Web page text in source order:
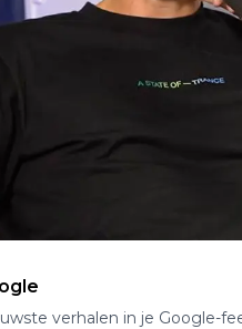
verhalen in je Google-